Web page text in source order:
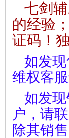
七剑
的经验
证码！
如发
维权客
如发
户，请
除其销